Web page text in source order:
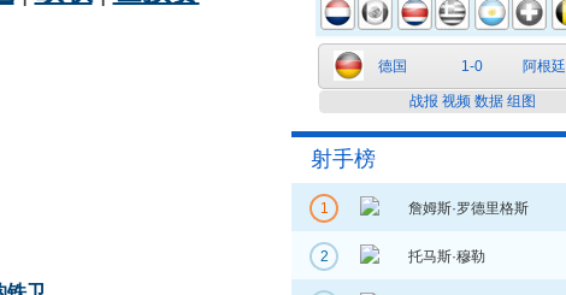
德国 1-0 阿根廷
战报 视频 数据 组图
射手榜
1 詹姆斯·罗德里格斯
2 托马斯·穆勒